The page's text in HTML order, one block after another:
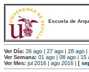
Escuela de
Ver Día: 26 ago | 27 ago | 28 ago |
Ver Semana: 01 ago | 08 ago | 15
Ver Mes: jul 2016 | ago 2016 | [